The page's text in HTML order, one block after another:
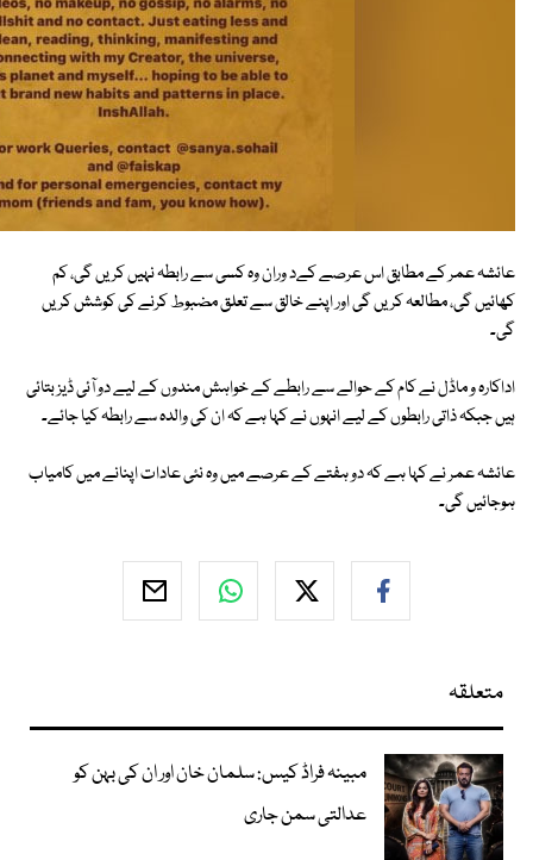
عائشہ عمر کے مطابق اس عرصے کےد وران وہ کسی سے رابطہ نہیں کریں گی، کم
کھائیں گی، مطالعہ کریں گی اور اپنے خالق سے تعلق مضبوط کرنے کی کوشش کریں
گی۔
اداکارہ و ماڈل نے کام کے حوالے سے رابطے کے خواہش مندوں کے لیے دو آئی ڈیز بتائی
ہیں جبکہ ذاتی رابطوں کے لیے انہوں نے کہا ہے کہ ان کی والدہ سے رابطہ کیا جائے۔
عائشہ عمر نے کہا ہے کہ دو ہفتے کے عرصے میں وہ نئی عادات اپنانے میں کامیاب
ہوجائیں گی۔
متعلقہ
مبینہ فراڈ کیس: سلمان خان اور ان کی بہن کو
عدالتی سمن جاری